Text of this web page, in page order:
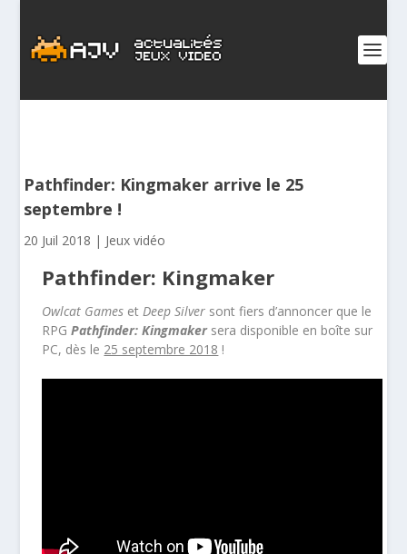
Pathfinder: Kingmaker arrive le 25
septembre !
20 Juil 2018 | Jeux vidéo
Pathfinder: Kingmaker
Owlcat Games etDeep Silver sont fiers d’annoncer que le
RPGPathfinder: Kingmakersera disponible en boîte sur
PC, dès le 25 septembre 2018 !